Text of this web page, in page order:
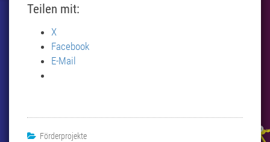
Teilen mit:
X
Facebook
E-Mail
Förderprojekte